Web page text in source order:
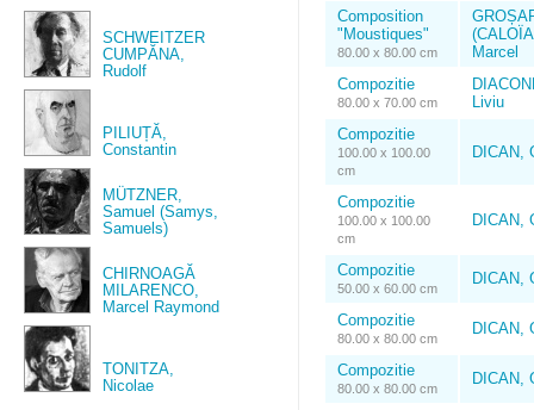
SCHWEITZER
CUMPĂNA,
Rudolf
PILIUȚĂ,
Constantin
MÜTZNER,
Samuel (Samys,
Samuels)
CHIRNOAGĂ
MILARENCO,
Marcel Raymond
TONITZA,
Nicolae
Composition
"Moustiques"
80.00 x 80.00 cm
Marcel
Compozitie
80.00 x 70.00 cm
Liviu
Compozitie
100.00 x 100.00
cm
DICAN,
Compozitie
100.00 x 100.00
cm
DICAN,
Compozitie
50.00 x 60.00 cm
DICAN,
Compozitie
80.00 x 80.00 cm
DICAN,
Compozitie
80.00 x 80.00 cm
DICAN,